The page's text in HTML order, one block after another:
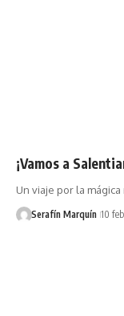
¡Vamos a
Un viaje por la
Serafín Marquín 10